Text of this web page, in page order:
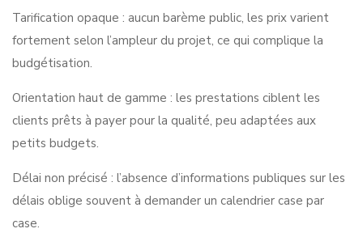
Tarification opaque : aucun barème public, les prix varient
fortement selon l’ampleur du projet, ce qui complique la
budgétisation.
Orientation haut de gamme : les prestations ciblent les
clients prêts à payer pour la qualité, peu adaptées aux
petits budgets.
Délai non précisé : l’absence d’informations publiques sur les
délais oblige souvent à demander un calendrier case par
case.